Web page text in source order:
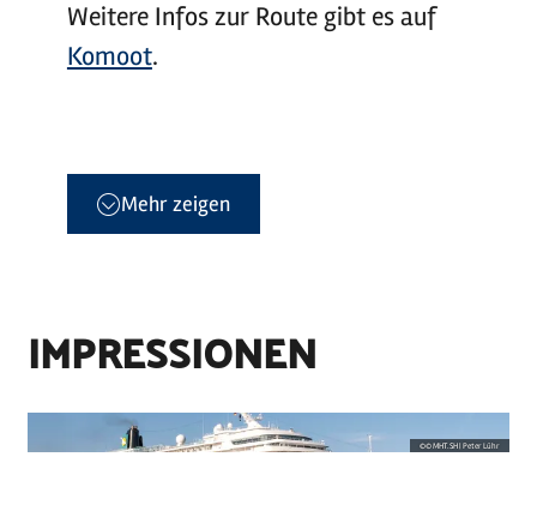
Weitere Infos zur Route gibt es auf
Komoot.
Mehr zeigen
IMPRESSIONEN
©© MHT.SH | Peter Lühr